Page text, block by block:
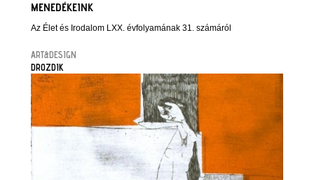
MENEDÉKEINK
Az Élet és Irodalom LXX. évfolyamának 31. számáról
ART&DESIGN
DROZDIK